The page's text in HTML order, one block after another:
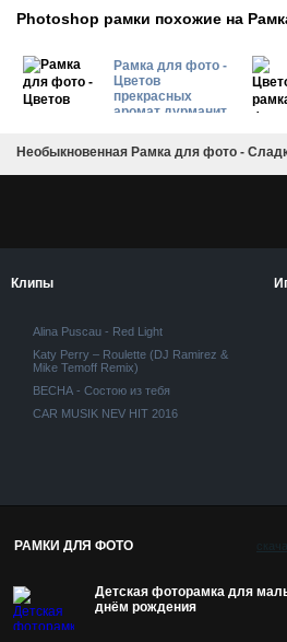
Photoshop рамки похожие на
Рамка для фото -
Цветов
прекрасных
аромат дурманит
Необыкновенная Рамка для фото -
Клипы
Alina Puscau - Red Light
Katy Perry – Roulette (DJ Ramirez &
Mike Temoff Remix)
ВЕСНА - Состою из тебя
CAR MUSIK NEV HIT 2016
РАМКИ ДЛЯ ФОТО
Детская фоторамка для
днём рождения